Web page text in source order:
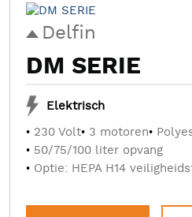
Delfin
DM SERIE
Elektrisch
230 Volt 3 motoren
50/75/100 liter opvang
Optie: HEPA H14